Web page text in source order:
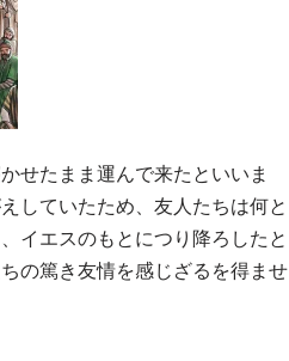
せたまま運んで来たといいま
していたため、友人たちは何と
イエスのもとにつり降ろしたと
の篤き友情を感じざるを得ませ